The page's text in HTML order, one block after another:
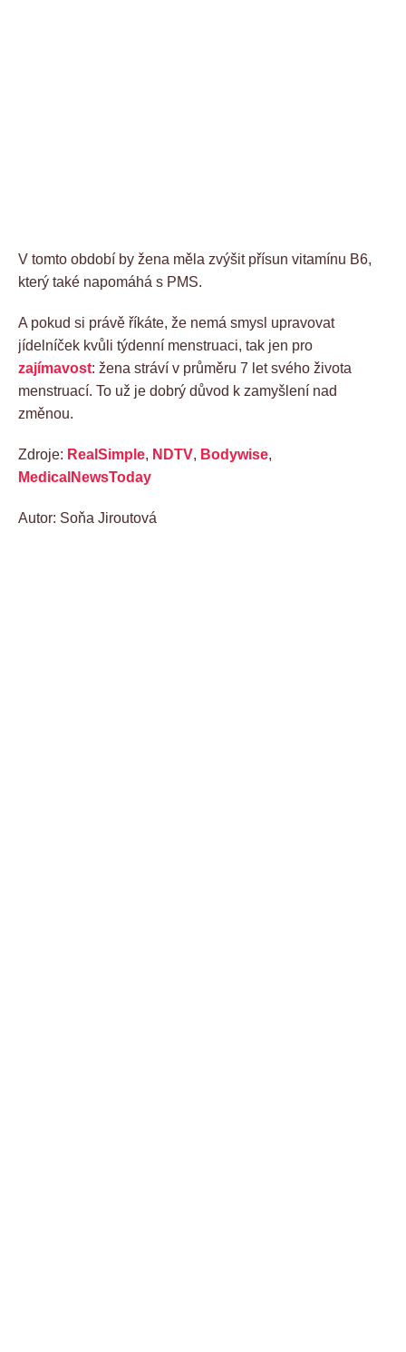
V tomto období by žena měla zvýšit přísun vitamínu B6,
který také napomáhá s PMS.
A pokud si právě říkáte, že nemá smysl upravovat
jídelníček kvůli týdenní menstruaci, tak jen pro
zajímavost: žena stráví v průměru 7 let svého života
menstruací. To už je dobrý důvod k zamyšlení nad
změnou.
Zdroje: RealSimple, NDTV, Bodywise,
MedicalNewsToday
Autor: Soňa Jiroutová